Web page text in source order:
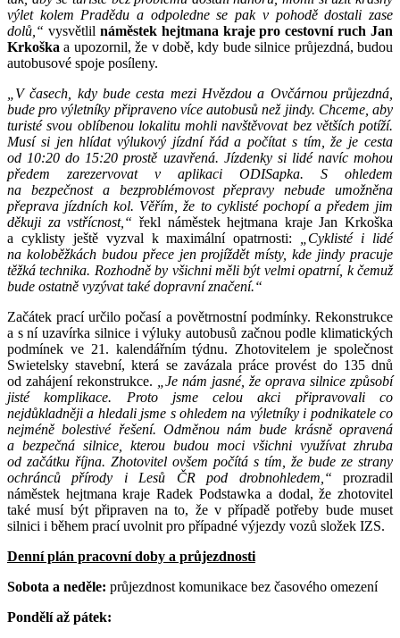
výlet kolem Pradědu a odpoledne se pak v pohodě dostali zase
dolů,“ vysvětlil náměstek hejtmana kraje pro cestovní ruch Jan
Krkoška a upozornil, že v době, kdy bude silnice průjezdná, budou
autobusové spoje posíleny.
„V časech, kdy bude cesta mezi Hvězdou a Ovčárnou průjezdná,
bude pro výletníky připraveno více autobusů než jindy. Chceme, aby
turisté svou oblíbenou lokalitu mohli navštěvovat bez větších potíží.
Musí si jen hlídat výlukový jízdní řád a počítat s tím, že je cesta
od 10:20 do 15:20 prostě uzavřená. Jízdenky si lidé navíc mohou
předem zarezervovat v aplikaci ODISapka. S ohledem
na bezpečnost a bezproblémovost přepravy nebude umožněna
přeprava jízdních kol. Věřím, že to cyklisté pochopí a předem jim
děkuji za vstřícnost,“ řekl náměstek hejtmana kraje Jan Krkoška
a cyklisty ještě vyzval k maximální opatrnosti:
„Cyklisté i lidé
na koloběžkách budou přece jen projíždět místy, kde jindy pracuje
těžká technika. Rozhodně by všichni měli být velmi opatrní, k čemuž
bude ostatně vyzývat také dopravní značení.“
Začátek prací určilo počasí a povětrnostní podmínky. Rekonstrukce
a s ní uzavírka silnice i výluky autobusů začnou podle klimatických
podmínek ve 21. kalendářním týdnu. Zhotovitelem je společnost
Swietelsky stavební, která se zavázala práce provést do 135 dnů
od zahájení rekonstrukce.
„Je nám jasné, že oprava silnice způsobí
jisté komplikace. Proto jsme celou akci připravovali co
nejdůkladněji a hledali jsme s ohledem na výletníky i podnikatele co
nejméně bolestivé řešení. Odměnou nám bude krásně opravená
a bezpečná silnice, kterou budou moci všichni využívat zhruba
od začátku října. Zhotovitel ovšem počítá s tím, že bude ze strany
ochránců přírody i Lesů ČR pod drobnohledem,“ prozradil
náměstek hejtmana kraje Radek Podstawka a dodal, že zhotovitel
také musí být připraven na to, že v případě potřeby bude muset
silnici i během prací uvolnit pro případné výjezdy vozů složek IZS.
Denní plán pracovní doby a průjezdnosti
Sobota a neděle: průjezdnost komunikace bez časového omezení
Pondělí až pátek: